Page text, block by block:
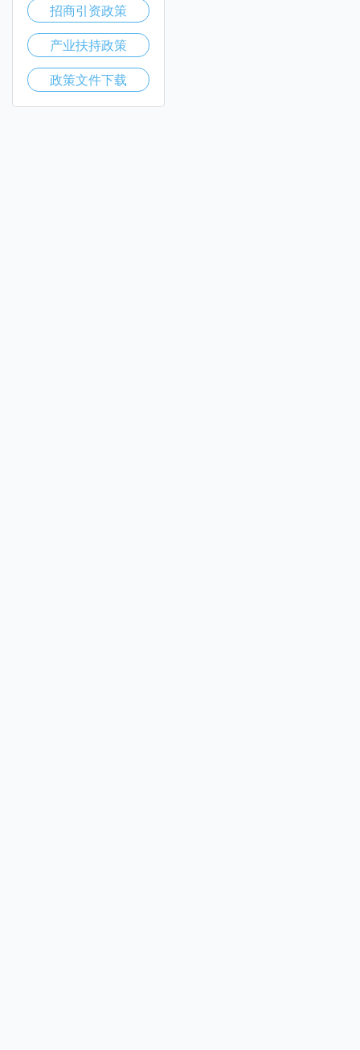
招商引资政策
产业扶持政策
政策文件下载